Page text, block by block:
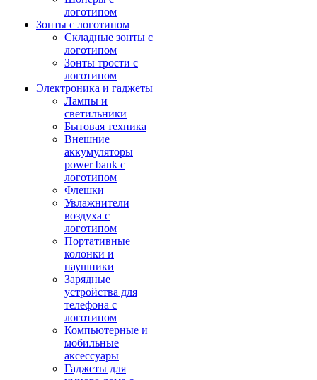
логотипом
Зонты с логотипом
Складные зонты с
логотипом
Зонты трости с
логотипом
Электроника и гаджеты
Лампы и
светильники
Бытовая техника
Внешние
аккумуляторы
power bank с
логотипом
Флешки
Увлажнители
воздуха с
логотипом
Портативные
колонки и
наушники
Зарядные
устройства для
телефона с
логотипом
Компьютерные и
мобильные
аксессуары
Гаджеты для